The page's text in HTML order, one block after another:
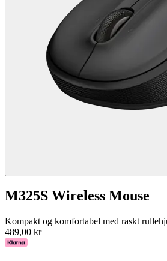
M325S Wireless Mouse
Kompakt og komfortabel med raskt
489,00 kr